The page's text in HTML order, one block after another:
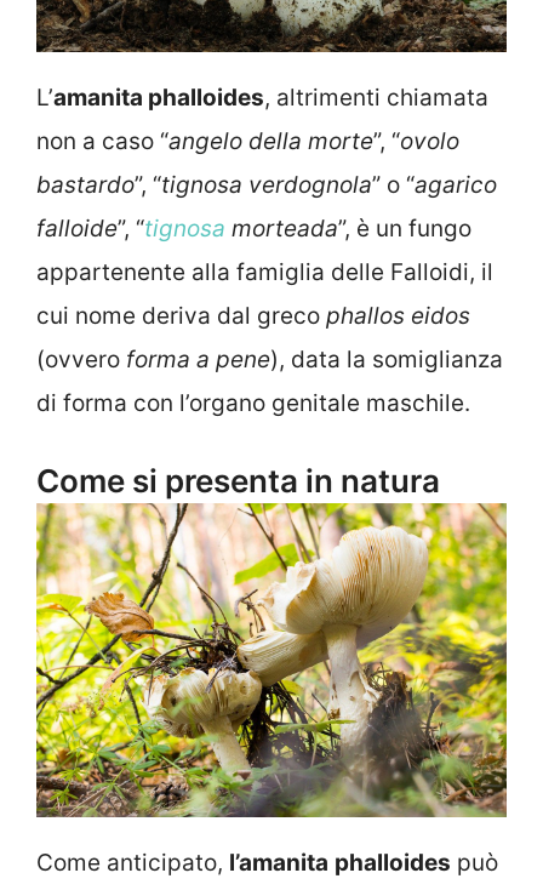
L’amanita phalloides, altrimenti chiamata
non a caso “angelo della morte”, “ovolo
bastardo”, “tignosa verdognola” o “agarico
falloide”, “tignosa morteada”, è un fungo
appartenente alla famiglia delle Falloidi, il
cui nome deriva dal greco phallos eidos
(ovvero forma a pene), data la somiglianza
di forma con l’organo genitale maschile.
Come si presenta in natura
Come anticipato, l’amanita phalloides può